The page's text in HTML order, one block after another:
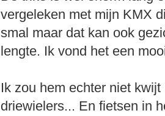
vergeleken met mijn KMX
smal maar dat kan ook
lengte. Ik vond het een
Ik zou hem echter niet
driewielers... En fietsen in